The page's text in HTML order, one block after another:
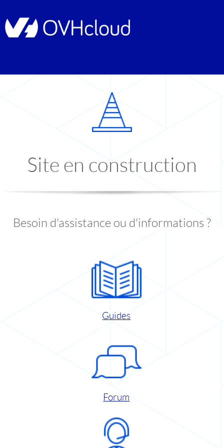
Site en construction
Besoin d'assistance ou d'informations ?
Guides
Forum